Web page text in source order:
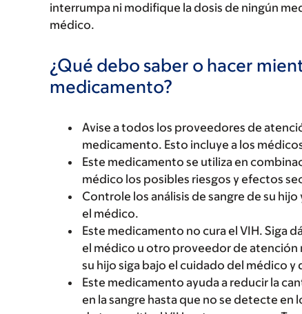
interrumpa ni modifique la dosis de ningún
médico.
¿Qué debo saber o hacer
medicamento?
Avise a todos los proveedores de
medicamento. Esto incluye a los
Este medicamento se utiliza en
médico los posibles riesgos y efectos
Controle los análisis de sangre de su
el médico.
Este medicamento no cura el VIH. Siga
el médico u otro proveedor de atención
su hijo siga bajo el cuidado del médico y
Este medicamento ayuda a reducir la
en la sangre hasta que no se detecte en